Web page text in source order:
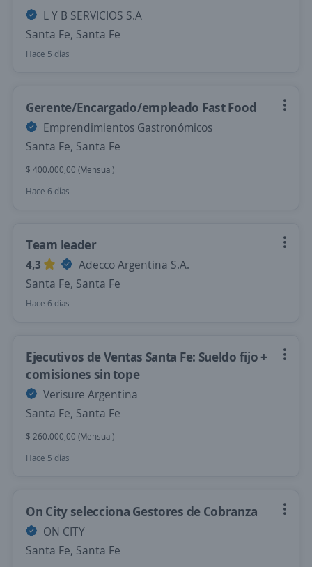
L Y B SERVICIOS S.A
Santa Fe, Santa Fe
Hace 5 días
Gerente/Encargado/empleado Fast Food
Emprendimientos Gastronómicos
Santa Fe, Santa Fe
$ 400.000,00 (Mensual)
Hace 6 días
Team leader
4,3
Adecco Argentina S.A.
Santa Fe, Santa Fe
Hace 6 días
Ejecutivos de Ventas Santa Fe: Sueldo fijo +
comisiones sin tope
Verisure Argentina
Santa Fe, Santa Fe
$ 260.000,00 (Mensual)
Hace 5 días
On City selecciona Gestores de Cobranza
ON CITY
Santa Fe, Santa Fe